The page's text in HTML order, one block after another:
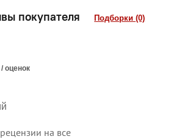
покупателя Подборки (0)
/ оценок
рецензии на все